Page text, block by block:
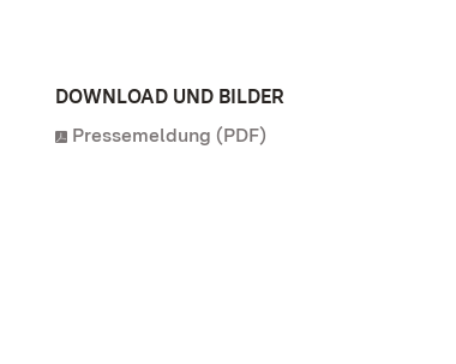
DOWNLOAD UND BILDER
Pressemeldung (PDF)